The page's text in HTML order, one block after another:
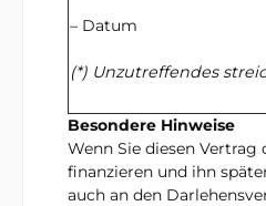
– Datum
(*) Unzutreffendes
Besondere Hinweise
Wenn Sie diesen
finanzieren und ihn
auch an den